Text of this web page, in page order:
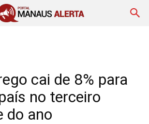
cai de 8% para
no terceiro
do ano